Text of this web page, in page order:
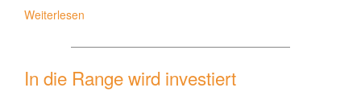
Weiterlesen
In die Range wird investiert